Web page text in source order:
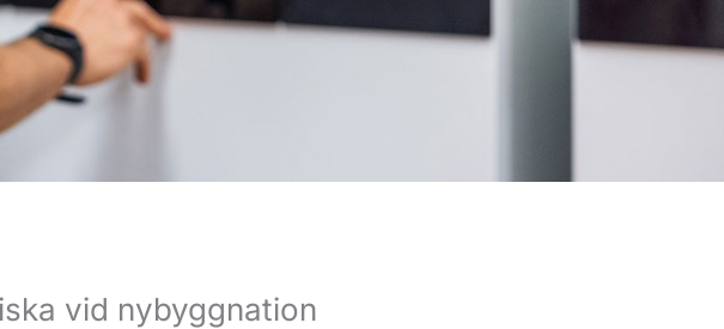
vid nybyggnation